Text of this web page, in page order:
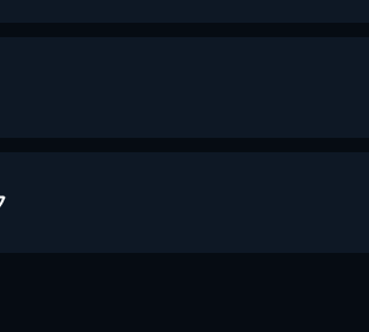
レミアトーナメント 派閥抗争勃発 下巻